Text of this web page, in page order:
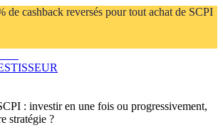
de cashback reversés pour tout achat de SCPI
: investir en une fois ou progressivement,
stratégie ?